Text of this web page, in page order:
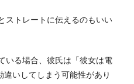
ストレートに伝えるのもいい
いる場合、彼氏は「彼女は電
いしてしまう可能性があり